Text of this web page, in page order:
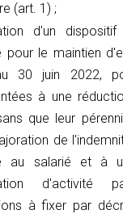
(art. 1) ;
d'un
pour le maintien
30 juin 2022,
à une
que leur
de
au salarié et à
d'activité
à fixer par